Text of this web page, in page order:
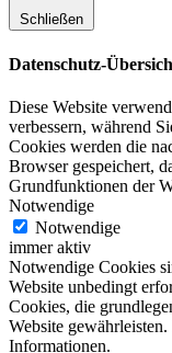
Schließen
Datenschutz-
Diese Website
verbessern, während
Cookies werden die
Browser gespeichert,
Grundfunktionen der
Notwendige
Notwendige
immer aktiv
Notwendige Cookies
Website unbedingt
Cookies, die
Website
Informationen.